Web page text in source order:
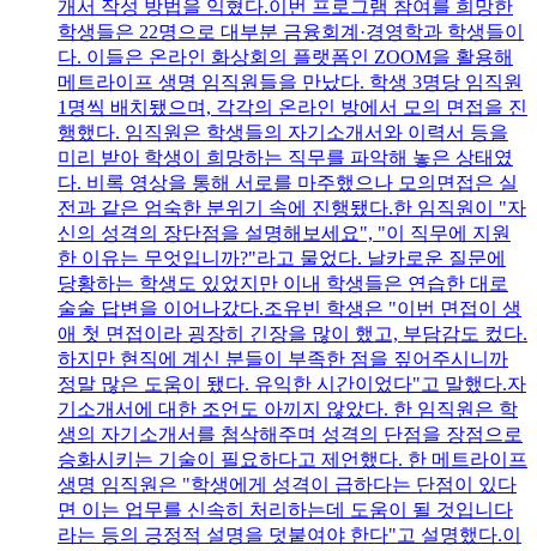
개서 작성 방법을 익혔다.이번 프로그램 참여를 희망한
학생들은 22명으로 대부분 금융회계·경영학과 학생들이
다. 이들은 온라인 화상회의 플랫폼인 ZOOM을 활용해
메트라이프 생명 임직원들을 만났다. 학생 3명당 임직원
1명씩 배치됐으며, 각각의 온라인 방에서 모의 면접을 진
행했다. 임직원은 학생들의 자기소개서와 이력서 등을
미리 받아 학생이 희망하는 직무를 파악해 놓은 상태였
다. 비록 영상을 통해 서로를 마주했으나 모의면접은 실
전과 같은 엄숙한 분위기 속에 진행됐다.한 임직원이 "자
신의 성격의 장단점을 설명해보세요", "이 직무에 지원
한 이유는 무엇입니까?"라고 물었다. 날카로운 질문에
당황하는 학생도 있었지만 이내 학생들은 연습한 대로
술술 답변을 이어나갔다.조유빈 학생은 "이번 면접이 생
애 첫 면접이라 굉장히 긴장을 많이 했고, 부담감도 컸다.
하지만 현직에 계신 분들이 부족한 점을 짚어주시니까
정말 많은 도움이 됐다. 유익한 시간이었다"고 말했다.자
기소개서에 대한 조언도 아끼지 않았다. 한 임직원은 학
생의 자기소개서를 첨삭해주며 성격의 단점을 장점으로
승화시키는 기술이 필요하다고 제언했다. 한 메트라이프
생명 임직원은 "학생에게 성격이 급하다는 단점이 있다
면 이는 업무를 신속히 처리하는데 도움이 될 것입니다
라는 등의 긍정적 설명을 덧붙여야 한다"고 설명했다.이